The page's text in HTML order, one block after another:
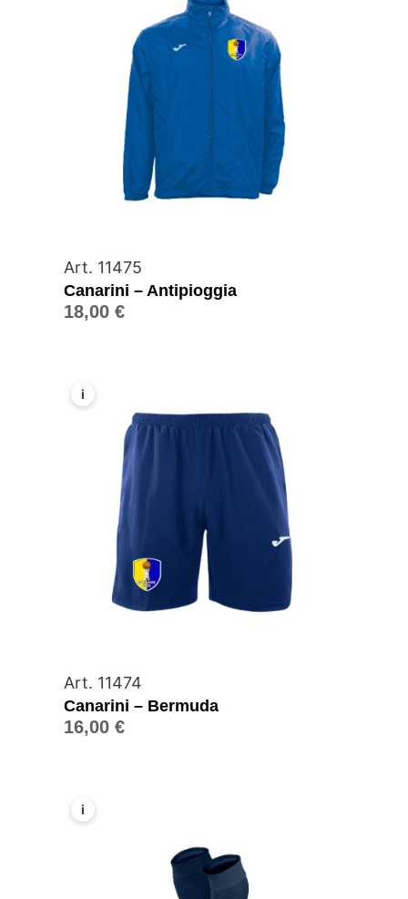
Art. 11475
Canarini – Antipioggia
18,00€
i
Art. 11474
Canarini – Bermuda
16,00€
i